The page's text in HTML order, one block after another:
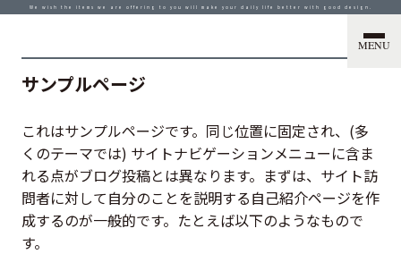
We wish the items we are offering to you will make your daily life better with good design.
MENU
サンプルページ
これはサンプルページです。同じ位置に固定され、(多
くのテーマでは) サイトナビゲーションメニューに含ま
れる点がブログ投稿とは異なります。まずは、サイト訪
問者に対して自分のことを説明する自己紹介ページを作
成するのが一般的です。たとえば以下のようなもので
す。